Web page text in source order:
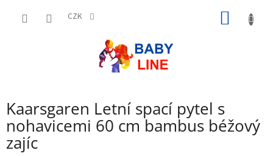
CZK
Kaarsgaren Letní spací pytel s
nohavicemi 60 cm bambus béžový
zajíc